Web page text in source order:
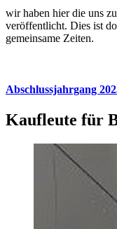
wir haben hier die uns
veröffentlicht. Dies ist
gemeinsame Zeiten.
Abschlussjahrgang
Kaufleute für